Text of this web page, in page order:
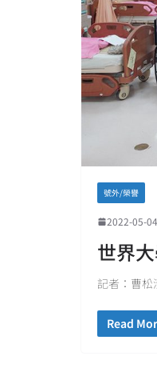
號外/榮譽
2022-05-04
世界
記者：曹
Read